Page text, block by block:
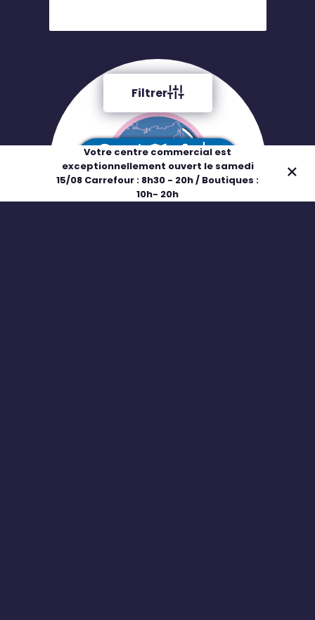
AdresseHorairesPlan Boutiques
Votre centre commercial est
exceptionnellement ouvert le samedi
15/08 Carrefour : 8h30 - 20h / Boutiques :
10h- 20h
Filtrer